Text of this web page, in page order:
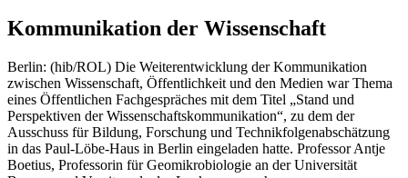
Kommunikation der Wissenschaft
Berlin: (hib/ROL) Die Weiterentwicklung der Kommunikation
zwischen Wissenschaft, Öffentlichkeit und den Medien war Thema
eines Öffentlichen Fachgespräches mit dem Titel „Stand und
Perspektiven der Wissenschaftskommunikation“, zu dem der
Ausschuss für Bildung, Forschung und Technikfolgenabschätzung
in das Paul-Löbe-Haus in Berlin eingeladen hatte. Professor Antje
Boetius, Professorin für Geomikrobiologie an der Universität